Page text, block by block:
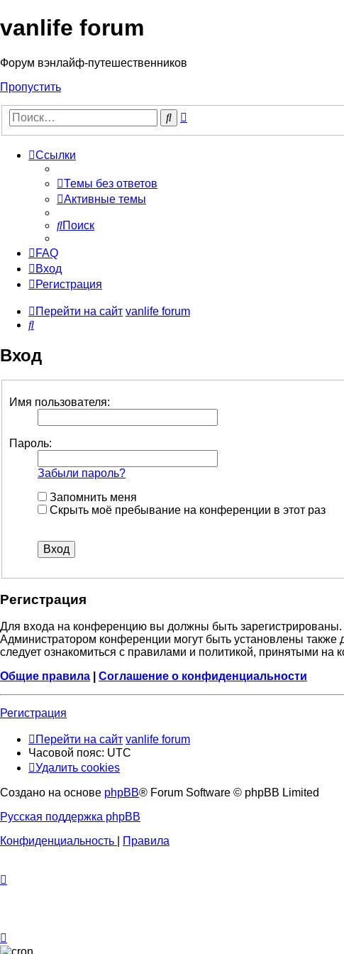
vanlife forum
Форум вэнлайф-путешественников
Пропустить
Поиск
Ссылки
Темы без ответов
Активные темы
Поиск
FAQ
Вход
Регистрация
Перейти на сайт vanlife forum
Поиск
Вход
Имя пользователя:
Пароль:
Забыли пароль?
Запомнить меня
Скрыть моё пребывание на конференции в этот раз
Регистрация
Для входа на конференцию вы должны быть зарегистрированы.
Администратором конференции могут быть установлены также
следует ознакомиться с правилами и политикой, принятыми
Общие правила
Соглашение о конфиденциальности
Регистрация
Перейти на сайт vanlife forum
Часовой пояс: UTC
Удалить cookies
Создано на основе phpBB® Forum Software © phpBB Limited
Русская поддержка phpBB
Конфиденциальность
Правила